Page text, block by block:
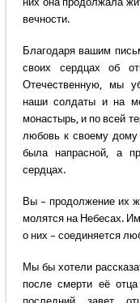
вечности.
Благодаря вашим
своих сердцах об
Отечественную, мы
наши солдаты и на
монастырь, и по всей
любовь к своему дому
была напрасной, а
сердцах.
Вы – продолжение их
молятся на Небесах.
о них – соединяется
Мы бы хотели
после смерти её